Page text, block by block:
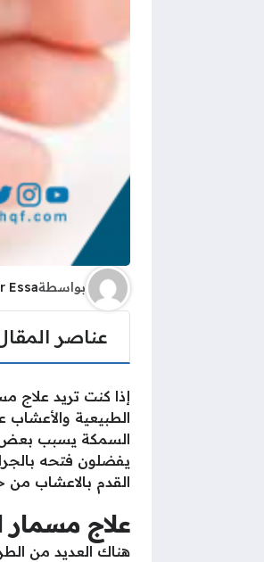
بواسطةEssa
عناصر
إذا كنت تريد علاج
الطبيعية والأعشاب
السمكة يسبب بعض
يفضلون فتحه
القدم بالاعشاب
علاج مسمار
هناك العديد من